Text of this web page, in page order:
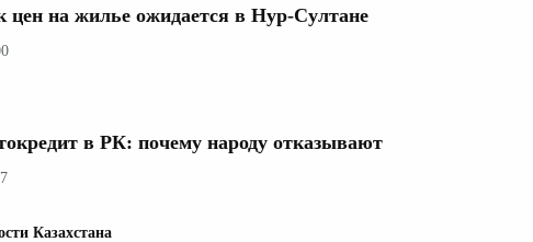
цен на жилье ожидается в Нур-Султане
в РК: почему народу отказывают
Казахстана